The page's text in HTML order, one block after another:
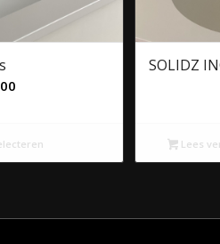
Prijsklasse:
€2,575.00
SOLIDZ
Lees